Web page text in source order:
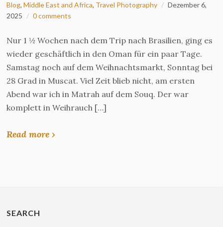
Blog,Middle East and Africa, Travel Photography
Dezember 6,
2025
0 comments
Nur 1 ½ Wochen nach dem Trip nach Brasilien, ging es
wieder geschäftlich in den Oman für ein paar Tage.
Samstag noch auf dem Weihnachtsmarkt, Sonntag bei
28 Grad in Muscat. Viel Zeit blieb nicht, am ersten
Abend war ich in Matrah auf dem Souq. Der war
komplett in Weihrauch […]
Read more ›
SEARCH